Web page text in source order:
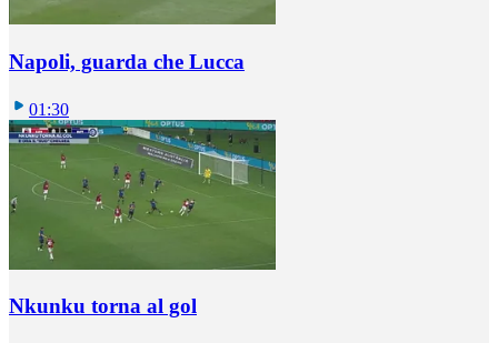
Napoli, guarda che Lucca
01:30
Nkunku torna al gol